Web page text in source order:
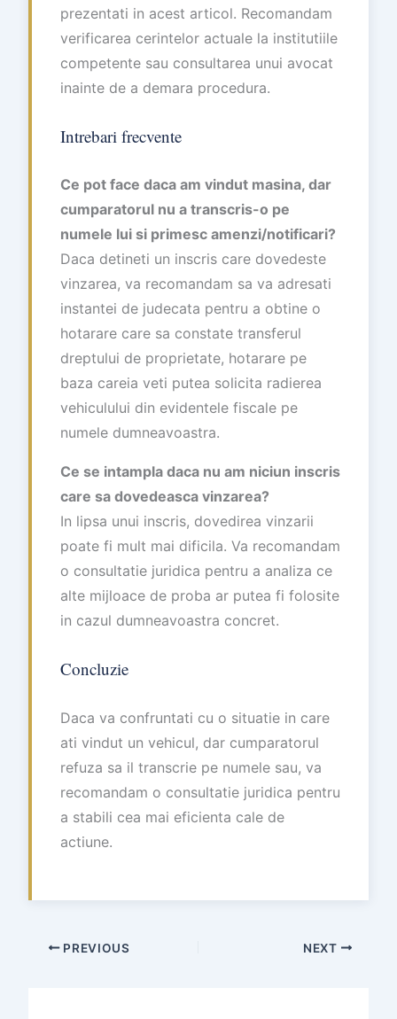
prezentati in acest articol. Recomandam
verificarea cerintelor actuale la institutiile
competente sau consultarea unui avocat
inainte de a demara procedura.
Intrebari frecvente
Ce pot face daca am vindut masina, dar
cumparatorul nu a transcris-o pe
numele lui si primesc amenzi/notificari?
Daca detineti un inscris care dovedeste
vinzarea, va recomandam sa va adresati
instantei de judecata pentru a obtine o
hotarare care sa constate transferul
dreptului de proprietate, hotarare pe
baza careia veti putea solicita radierea
vehiculului din evidentele fiscale pe
numele dumneavoastra.
Ce se intampla daca nu am niciun inscris
care sa dovedeasca vinzarea?
In lipsa unui inscris, dovedirea vinzarii
poate fi mult mai dificila. Va recomandam
o consultatie juridica pentru a analiza ce
alte mijloace de proba ar putea fi folosite
in cazul dumneavoastra concret.
Concluzie
Daca va confruntati cu o situatie in care
ati vindut un vehicul, dar cumparatorul
refuza sa il transcrie pe numele sau, va
recomandam o consultatie juridica pentru
a stabili cea mai eficienta cale de
actiune.
PREVIOUS NEXT